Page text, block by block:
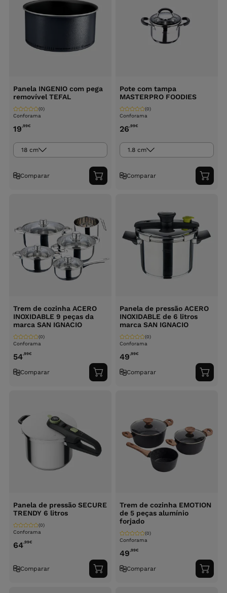
Panela INGENIO com pega
removível TEFAL
Conforama
(0)
19,99€
18 cm
Comparar
Adicionar
ao
Pote com tampa
MASTERPRO FOODIES
Conforama
(0)
26,99€
1.8 cm
Comparar
ao
Trem de cozinha ACERO
INOXIDABLE 9 peças da
marca SAN IGNACIO
Conforama
(0)
54,99€
Comparar
Adicionar
ao
Panela de pressão ACERO
INOXIDABLE de 6 litros
marca SAN IGNACIO
Conforama
(0)
49,99€
Comparar
ao
Panela de pressão SECURE
TRENDY 6 litros
Conforama
(0)
64,99€
Comparar
Adicionar
ao
Trem de cozinha EMOTION
de 5 peças alumínio
forjado
Conforama
(0)
49,99€
Comparar
ao